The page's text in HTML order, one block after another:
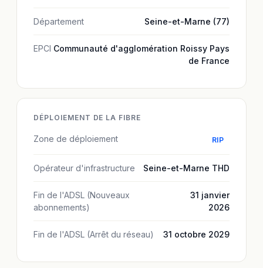
Département Seine-et-Marne (77)
EPCI Communauté d'agglomération Roissy Pays
de France
DÉPLOIEMENT DE LA FIBRE
Zone de déploiement RIP
Opérateur d'infrastructure Seine-et-Marne THD
Fin de l'ADSL (Nouveaux
abonnements)
31 janvier
2026
Fin de l'ADSL (Arrêt du réseau) 31 octobre 2029